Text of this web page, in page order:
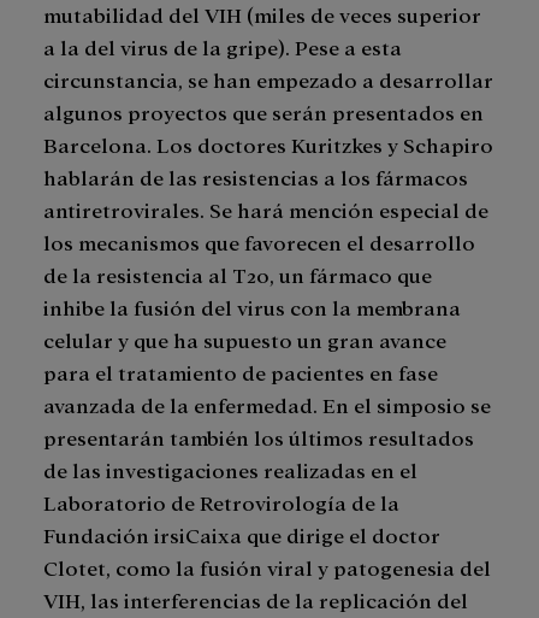
mutabilidad del VIH (miles de veces superior
a la del virus de la gripe). Pese a esta
circunstancia, se han empezado a desarrollar
algunos proyectos que serán presentados en
Barcelona. Los doctores Kuritzkes y Schapiro
hablarán de las resistencias a los fármacos
antiretrovirales. Se hará mención especial de
los mecanismos que favorecen el desarrollo
de la resistencia al T20, un fármaco que
inhibe la fusión del virus con la membrana
celular y que ha supuesto un gran avance
para el tratamiento de pacientes en fase
avanzada de la enfermedad. En el simposio se
presentarán también los últimos resultados
de las investigaciones realizadas en el
Laboratorio de Retrovirología de la
Fundación irsiCaixa que dirige el doctor
Clotet, como la fusión viral y patogenesia del
VIH, las interferencias de la replicación del